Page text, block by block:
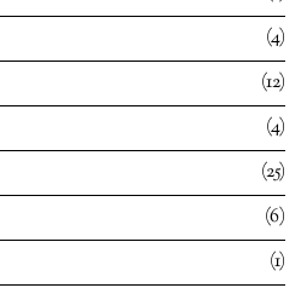
4
12
4
25
6
1